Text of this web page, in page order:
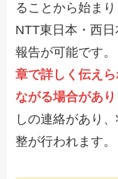
ることから始ま
NTT東日本・西
報告が可能です。
章で詳しく伝え
ながる場合があり
しの連絡があり
整が行われます。